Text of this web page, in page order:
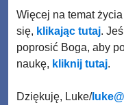
Więcej na temat
się, klikając tutaj.
poprosić Boga, aby
naukę, kliknij tutaj.
Dziękuję, Luke/